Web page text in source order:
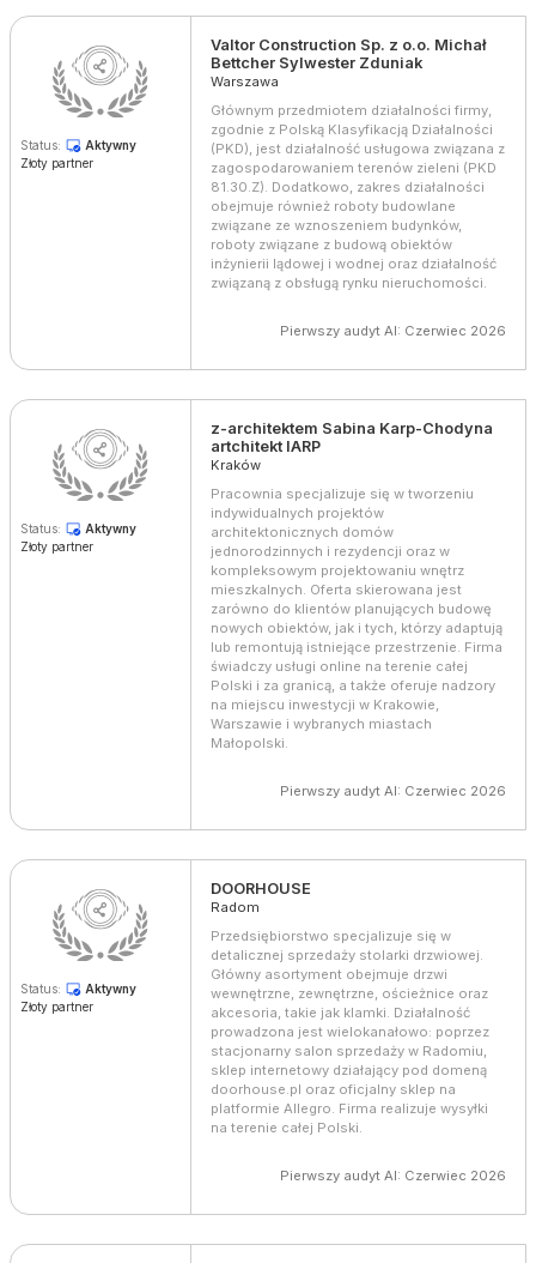
Status:
Aktywny
Złoty partner
Valtor Construction Sp. z o.o. Michał
Bettcher Sylwester Zduniak
Warszawa
Głównym przedmiotem działalności firmy,
zgodnie z Polską Klasyfikacją Działalności
(PKD), jest działalność usługowa związana z
zagospodarowaniem terenów zieleni (PKD
81.30.Z). Dodatkowo, zakres działalności
obejmuje również roboty budowlane
związane ze wznoszeniem budynków,
roboty związane z budową obiektów
inżynierii lądowej i wodnej oraz działalność
związaną z obsługą rynku nieruchomości.
Pierwszy audyt AI: Czerwiec 2026
Status:
Aktywny
Złoty partner
z-architektem Sabina Karp-Chodyna
artchitekt IARP
Kraków
Pracownia specjalizuje się w tworzeniu
indywidualnych projektów
architektonicznych domów
jednorodzinnych i rezydencji oraz w
kompleksowym projektowaniu wnętrz
mieszkalnych. Oferta skierowana jest
zarówno do klientów planujących budowę
nowych obiektów, jak i tych, którzy adaptują
lub remontują istniejące przestrzenie. Firma
świadczy usługi online na terenie całej
Polski i za granicą, a także oferuje nadzory
na miejscu inwestycji w Krakowie,
Warszawie i wybranych miastach
Małopolski.
Pierwszy audyt AI: Czerwiec 2026
Status:
Aktywny
Złoty partner
DOORHOUSE
Radom
Przedsiębiorstwo specjalizuje się w
detalicznej sprzedaży stolarki drzwiowej.
Główny asortyment obejmuje drzwi
wewnętrzne, zewnętrzne, ościeżnice oraz
akcesoria, takie jak klamki. Działalność
prowadzona jest wielokanałowo: poprzez
stacjonarny salon sprzedaży w Radomiu,
sklep internetowy działający pod domeną
doorhouse.pl oraz oficjalny sklep na
platformie Allegro. Firma realizuje wysyłki
na terenie całej Polski.
Pierwszy audyt AI: Czerwiec 2026